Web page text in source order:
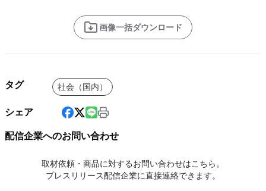
画像一括ダウンロード
タグ 社会（国内）
シェア
配信企業へのお問い合わせ
取材依頼・商品に対するお問い合わせはこちら。
プレスリリース配信企業に直接連絡できます。